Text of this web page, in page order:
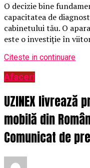
O decizie bine
capacitatea de
cabinetului tău. O
este o investiție în
Citeste in continuare
Afaceri
UZINEX
mobilă din
Comunicat de